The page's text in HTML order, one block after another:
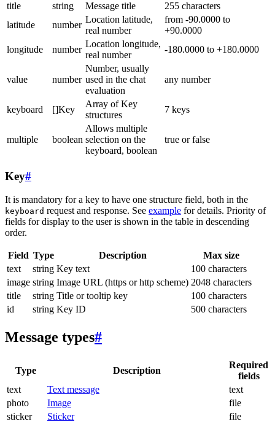
title
string Message title
255 characters
latitude
number
Location latitude,
real number
from -90.0000 to
+90.0000
longitude
number
Location longitude,
real number
-180.0000 to +180.0000
value number
Number, usually
used in the chat
evaluation
any number
keyboard []Key
Array of Key
structures
7 keys
multiple boolean
Allows multiple
selection on the
keyboard, boolean
true or false
Key#
It is mandatory for a key to have one structure field, both in the
keyboard request and response. See example for details. Priority of
fields for display to the user is shown in the table in descending
order.
Field Type Description
Max size
text
string Key text
100 characters
image string Image URL (https or http scheme) 2048 characters
title
string Title or tooltip key
100 characters
id
string Key ID 500 characters
Message types#
Type Description
Required
fields
text
Text message
text
photo
Image
file
sticker
Sticker
file